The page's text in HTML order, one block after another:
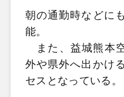
朝の通勤時などに
能。
また、益城熊本
外や県外へ出かけ
セスとなっている。